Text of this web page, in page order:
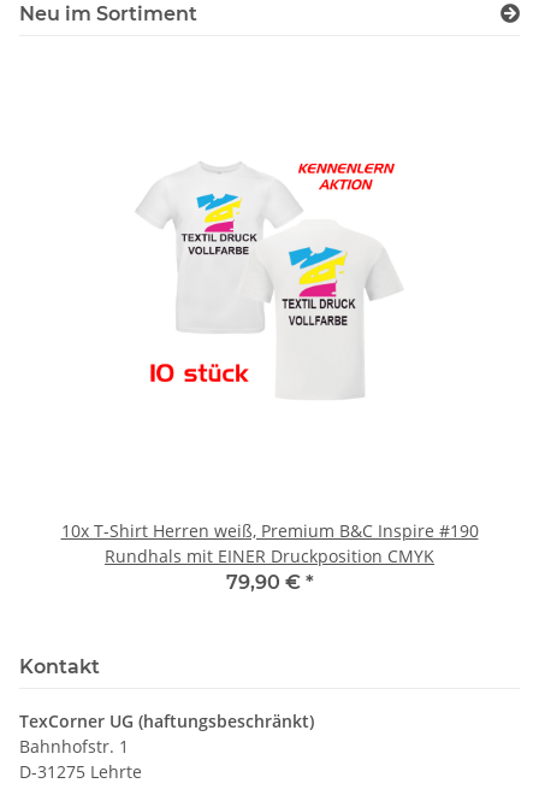
Neu im Sortiment
10x T-Shirt Herren weiß, Premium B&C Inspire #190
Rundhals mit EINER Druckposition CMYK
79,90 € *
Kontakt
TexCorner UG (haftungsbeschränkt)
Bahnhofstr. 1
D-31275 Lehrte